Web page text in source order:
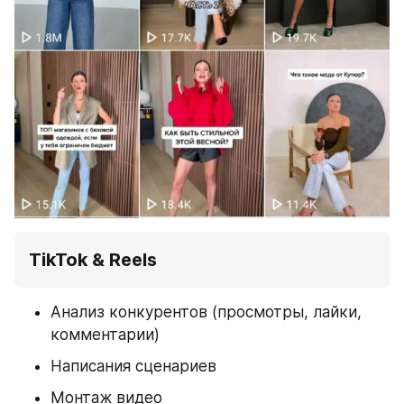
TikTok & Reels
Анализ конкурентов (просмотры, лайки,
комментарии)
Написания сценариев
Монтаж видео